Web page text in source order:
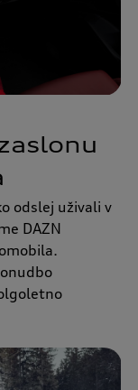
odslej uživali v
DAZN